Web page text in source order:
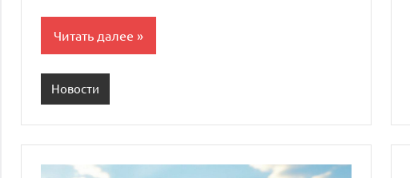
Читать далее
Новости